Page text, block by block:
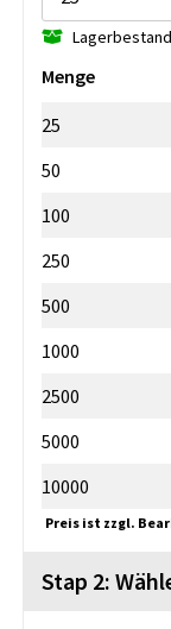
Themenpakete
Menge
25
50
100
250
500
1000
2500
5000
10000
Preis ist zzgl.
Stap 2: